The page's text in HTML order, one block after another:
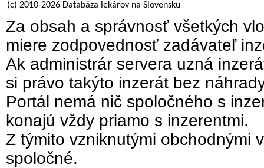
(c) 2010-2026 Databáza lekárov na Slovensku
Za obsah a správnosť všetkých
miere zodpovednosť zadávateľ
Ak administrár servera uzná
si právo takýto inzerát bez
Portál nemá nič spoločného s
konajú vždy priamo s inzerentmi.
Z týmito vzniknutými obchodnými
spoločné.